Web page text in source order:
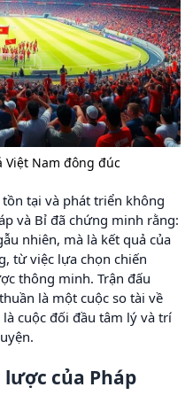
Việt Nam đông đúc
tại và phát triển không
và Bỉ đã chứng minh rằng:
nhiên, mà là kết quả của
từ việc lựa chọn chiến
thông minh. Trận đấu
là một cuộc so tài về
cuộc đối đầu tâm lý và trí
của Pháp